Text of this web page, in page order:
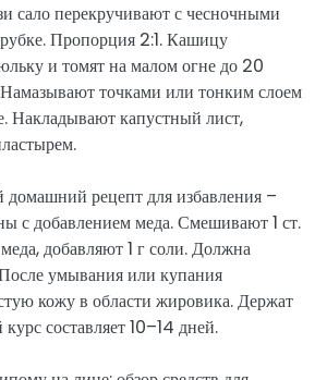
сало перекручивают с чесночными
Пропорция 2:1. Кашицу
и томят на малом огне до 20
точками или тонким слоем
Накладывают капустный лист,
рецепт для избавления –
с добавлением меда. Смешивают 1 ст.
добавляют 1 г соли. Должна
умывания или купания
кожу в области жировика. Держат
составляет 10–14 дней.